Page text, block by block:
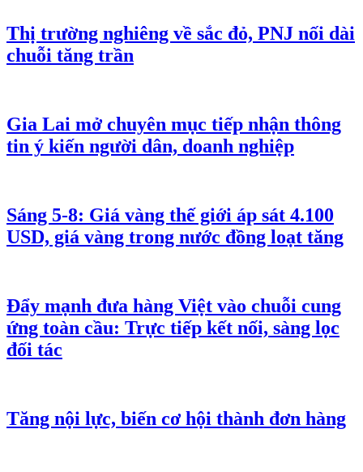
Thị trường nghiêng về sắc đỏ, PNJ nối dài
chuỗi tăng trần
Gia Lai mở chuyên mục tiếp nhận thông
tin ý kiến người dân, doanh nghiệp
Sáng 5-8: Giá vàng thế giới áp sát 4.100
USD, giá vàng trong nước đồng loạt tăng
Đẩy mạnh đưa hàng Việt vào chuỗi cung
ứng toàn cầu: Trực tiếp kết nối, sàng lọc
đối tác
Tăng nội lực, biến cơ hội thành đơn hàng